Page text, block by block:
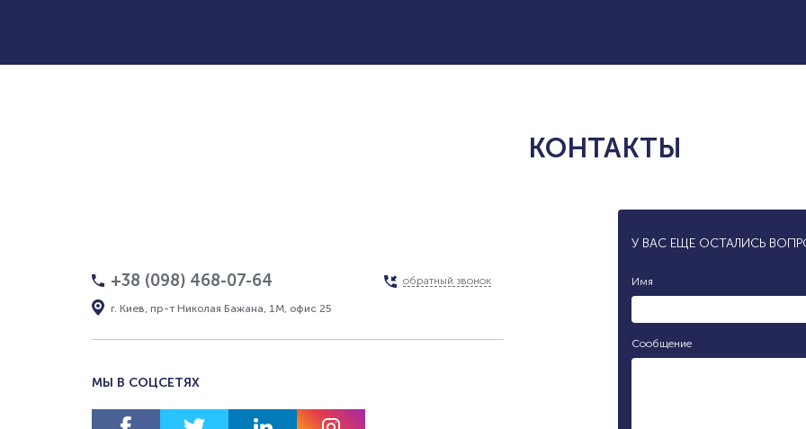
КОНТАКТЫ
+38 (098) 468-07-64
г. Киев, пр-т Николая Бажана, 1М, офис 25
обратный звонок
МЫ В СОЦСЕТЯХ
У ВАС ЕЩЕ ОСТАЛИСЬ
Имя
Сообщение